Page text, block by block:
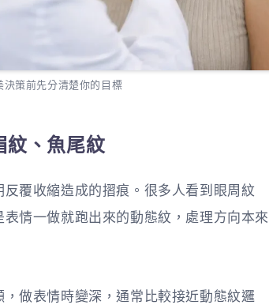
策前先分清楚你的目標
紋、魚尾紋
覆收縮造成的摺痕。很多人看到眼周紋
情一做就跑出來的動態紋，處理方向本來
做表情時變深，通常比較接近動態紋邏